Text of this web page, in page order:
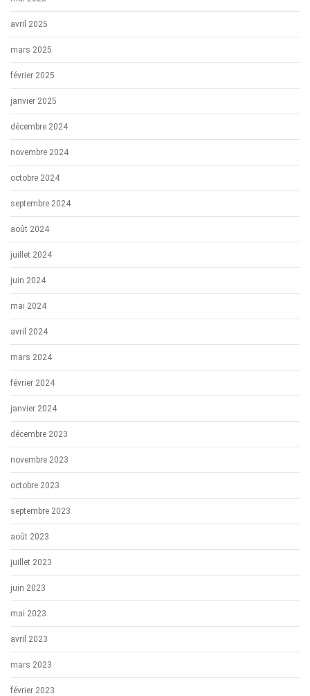
avril 2025
mars 2025
février 2025
janvier 2025
décembre 2024
novembre 2024
octobre 2024
septembre 2024
août 2024
juillet 2024
juin 2024
mai 2024
avril 2024
mars 2024
février 2024
janvier 2024
décembre 2023
novembre 2023
octobre 2023
septembre 2023
août 2023
juillet 2023
juin 2023
mai 2023
avril 2023
mars 2023
février 2023